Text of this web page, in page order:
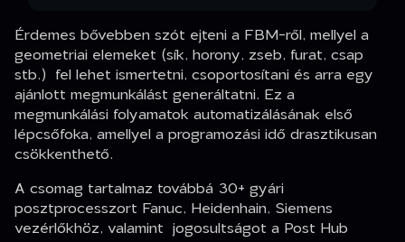
Érdemes bővebben szót ejteni a FBM-ről, mellyel a
geometriai elemeket (sík, horony, zseb, furat, csap
stb.) fel lehet ismertetni, csoportosítani és arra egy
ajánlott megmunkálást generáltatni. Ez a
megmunkálási folyamatok automatizálásának első
lépcsőfoka, amellyel a programozási idő drasztikusan
csökkenthető.
A csomag tartalmaz továbbá 30+ gyári
posztprocesszort Fanuc, Heidenhain, Siemens
vezérlőkhöz, valamint jogosultságot a Post Hub